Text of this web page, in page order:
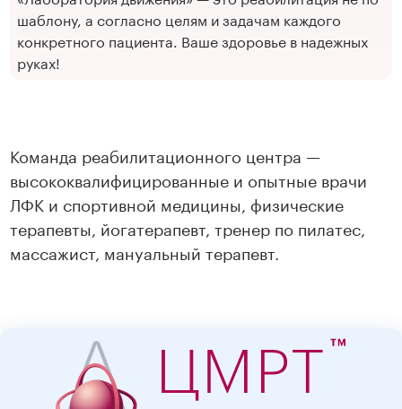
шаблону, а согласно целям и задачам каждого
конкретного пациента. Ваше здоровье в надежных
руках!
Команда реабилитационного центра —
высококвалифицированные и опытные врачи
ЛФК и спортивной медицины, физические
терапевты, йогатерапевт, тренер по пилатес,
массажист, мануальный терапевт.